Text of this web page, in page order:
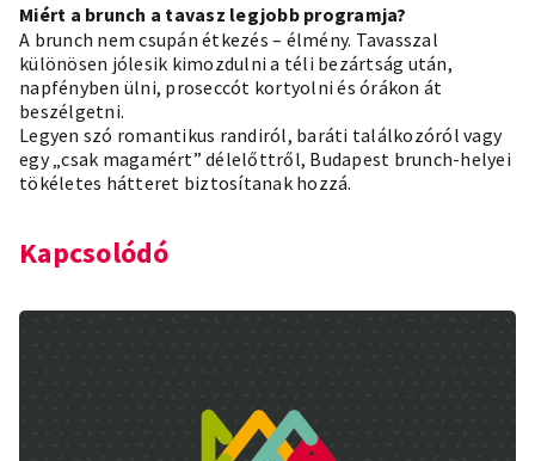
Miért a brunch a tavasz legjobb programja?
A brunch nem csupán étkezés – élmény. Tavasszal
különösen jólesik kimozdulni a téli bezártság után,
napfényben ülni, proseccót kortyolni és órákon át
beszélgetni.
Legyen szó romantikus randiról, baráti találkozóról vagy
egy „csak magamért” délelőttről, Budapest brunch-helyei
tökéletes hátteret biztosítanak hozzá.
Kapcsolódó